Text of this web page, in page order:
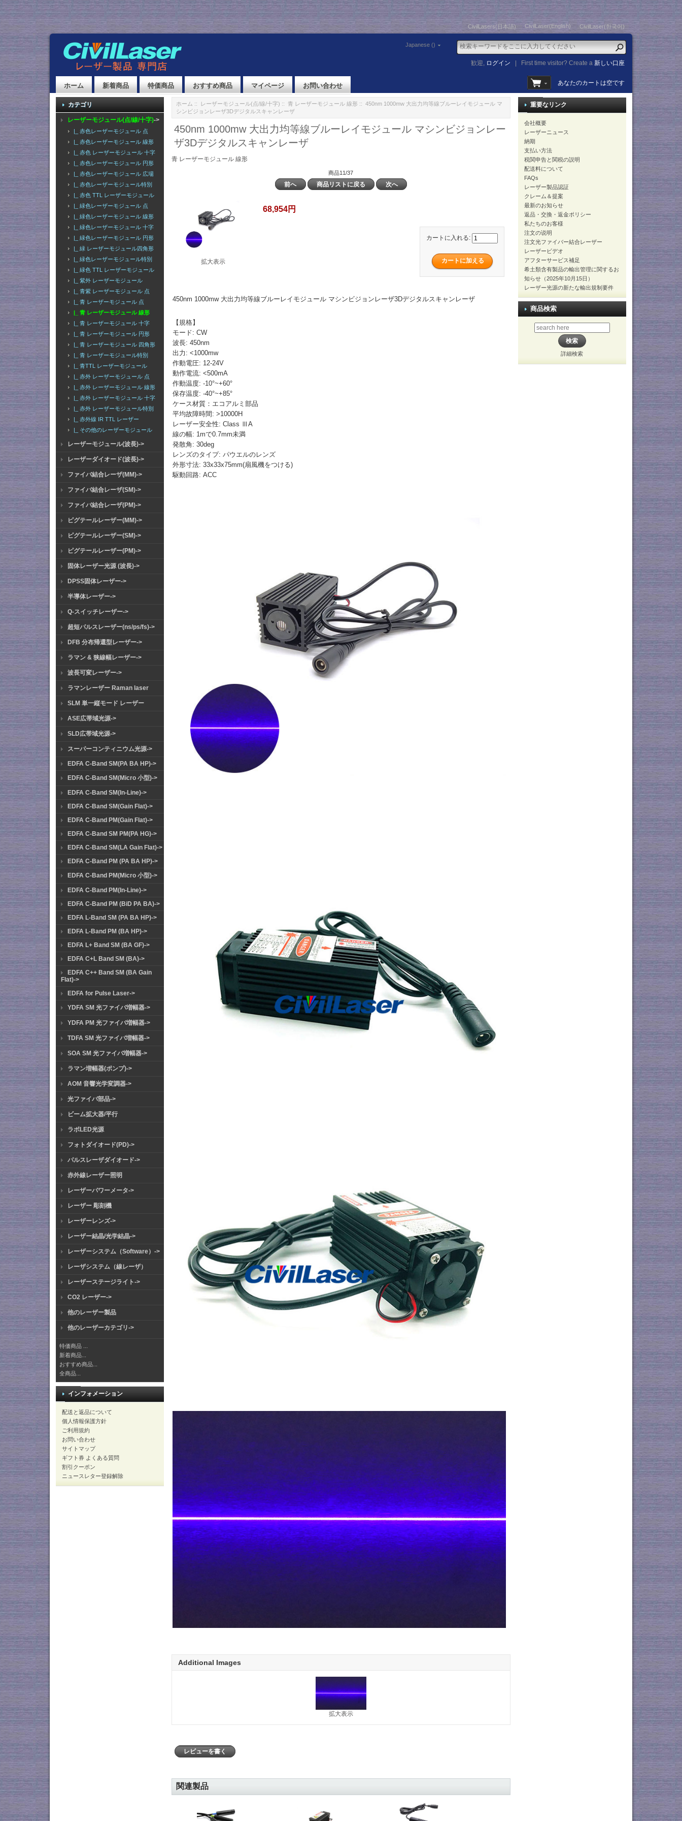
CivilLasers(日本語) CivilLaser(English) CivilLaser(한국어)
Japanese ()
歓迎, ログイン First time visitor? Create a新しい口座
ホーム 新着商品 特価商品 おすすめ商品 マイページ お問い合わせ あなたのカートは空です
カテゴリ
レーザーモジュール(点/線/十字)->
|_ 赤色レーザーモジュール 点
|_ 赤色レーザーモジュール 線形
|_ 赤色 レーザーモジュール 十字
|_ 赤色レーザーモジュール 円形
|_ 赤色レーザーモジュール 広場
|_ 赤色レーザーモジュール特別
|_ 赤色 TTL レーザーモジュール
|_ 緑色レーザーモジュール 点
|_ 緑色レーザーモジュール 線形
|_ 緑色レーザーモジュール 十字
|_ 緑色レーザーモジュール 円形
|_ 緑 レーザーモジュール四角形
|_ 緑色レーザーモジュール特別
|_ 緑色 TTL レーザーモジュール
|_ 紫外 レーザーモジュール
|_ 青紫 レーザーモジュール 点
|_ 青 レーザーモジュール 点
|_ 青 レーザーモジュール 線形
|_ 青 レーザーモジュール 十字
|_ 青 レーザーモジュール 円形
|_ 青 レーザーモジュール 四角形
|_ 青 レーザーモジュール特別
|_ 青TTL レーザーモジュール
|_ 赤外 レーザーモジュール 点
|_ 赤外 レーザーモジュール 線形
|_ 赤外 レーザーモジュール 十字
|_ 赤外 レーザーモジュール特別
|_ 赤外線 IR TTL レーザー
|_ その他のレーザーモジュール
レーザーモジュール(波長)->
レーザーダイオード(波長)->
ファイバ結合レーザ(MM)->
ファイバ結合レーザ(SM)->
ファイバ結合レーザ(PM)->
ピグテールレーザー(MM)->
ピグテールレーザー(SM)->
ピグテールレーザー(PM)->
固体レーザー光源 (波長)->
DPSS固体レーザー->
半導体レーザー->
Q-スイッチレーザー->
超短パルスレーザー(ns/ps/fs)->
DFB 分布帰還型レーザー->
ラマン & 狭線幅レーザー->
波長可変レーザー->
ラマンレーザー Raman laser
SLM 単一縦モード レーザー
ASE広帯域光源->
SLD広帯域光源->
スーパーコンティニウム光源->
EDFA C-Band SM(PA BA HP)->
EDFA C-Band SM(Micro 小型)->
EDFA C-Band SM(In-Line)->
EDFA C-Band SM(Gain Flat)->
EDFA C-Band PM(Gain Flat)->
EDFA C-Band SM PM(PA HG)->
EDFA C-Band SM(LA Gain Flat)->
EDFA C-Band PM (PA BA HP)->
EDFA C-Band PM(Micro 小型)->
EDFA C-Band PM(In-Line)->
EDFA C-Band PM (BiD PA BA)->
EDFA L-Band SM (PA BA HP)->
EDFA L-Band PM (BA HP)->
EDFA L+ Band SM (BA GF)->
EDFA C+L Band SM (BA)->
EDFA C++ Band SM (BA Gain
Flat)->
EDFA for Pulse Laser->
YDFA SM 光ファイバ増幅器->
YDFA PM 光ファイバ増幅器->
TDFA SM 光ファイバ増幅器->
SOA SM 光ファイバ増幅器->
ラマン増幅器(ポンプ)->
AOM 音響光学変調器->
光ファイバ部品->
ビーム拡大器/平行
ラボLED光源
フォトダイオード(PD)->
パルスレーザダイオード->
赤外線レーザー照明
レーザーパワーメータ->
レーザー 彫刻機
レーザーレンズ->
レーザー結晶/光学結晶->
レーザーシステム（Software）->
レーザシステム（線レーザ）
レーザーステージライト->
CO2 レーザー->
他のレーザー製品
他のレーザーカテゴリ->
特価商品 ...
新着商品...
おすすめ商品...
全商品...
インフォメーション
配送と返品について
個人情報保護方針
ご利用規約
お問い合わせ
サイトマップ
ギフト券 よくある質問
割引クーポン
ニュースレター登録解除
ホーム :: レーザーモジュール(点/線/十字) :: 青 レーザーモジュール 線形 :: 450nm 1000mw 大出力均等線ブルーレイモジュール マ
シンビジョンレーザ3Dデジタルスキャンレーザ
450nm 1000mw 大出力均等線ブルーレイモジュール マシンビジョンレー
ザ3Dデジタルスキャンレーザ
青 レーザーモジュール 線形
商品11/37
前へ 商品リストに戻る 次へ
拡大表示
68,954円
カートに入れる:
450nm 1000mw 大出力均等線ブルーレイモジュール マシンビジョンレーザ3Dデジタルスキャンレーザ
【規格】
モード: CW
波長: 450nm
出力: <1000mw
作動電圧: 12-24V
動作電流: <500mA
作動温度: -10°~+60°
保存温度: -40°~+85°
ケース材質：エコアルミ部品
平均故障時間: >10000H
レーザー安全性: Class ⅢA
線の幅: 1mで0.7mm未満
発散角: 30deg
レンズのタイプ: パウエルのレンズ
外形寸法: 33x33x75mm(扇風機をつける)
駆動回路: ACC
Additional Images
拡大表示
レビューを書く
関連製品
重要なリンク
会社概要
レーザーニュース
納期
支払い方法
税関申告と関税の説明
配送料について
FAQs
レーザー製品認証
クレーム＆提案
最新のお知らせ
返品・交換・返金ポリシー
私たちのお客様
注文の说明
注文光ファイバー結合レーザー
レーザービデオ
アフターサービス補足
希土類含有製品の輸出管理に関するお
知らせ（2025年10月15日）
レーザー光源の新たな輸出規制要件
商品検索
詳細検索